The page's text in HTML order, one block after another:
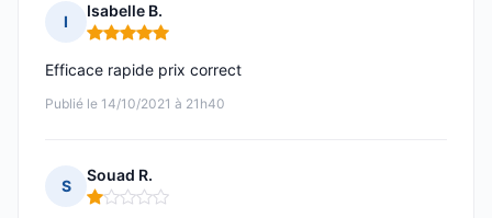
I
Isabelle B.
Note : 5 sur 5
Publié le 14/10/2021 à 21h40
Efficace rapide prix correct
S
Souad R.
Note : 1 sur 5